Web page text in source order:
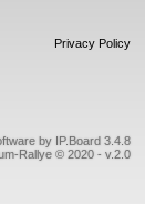
Privacy Policy
by IP.Board 3.4.8
Rallye © 2020 - v.2.0